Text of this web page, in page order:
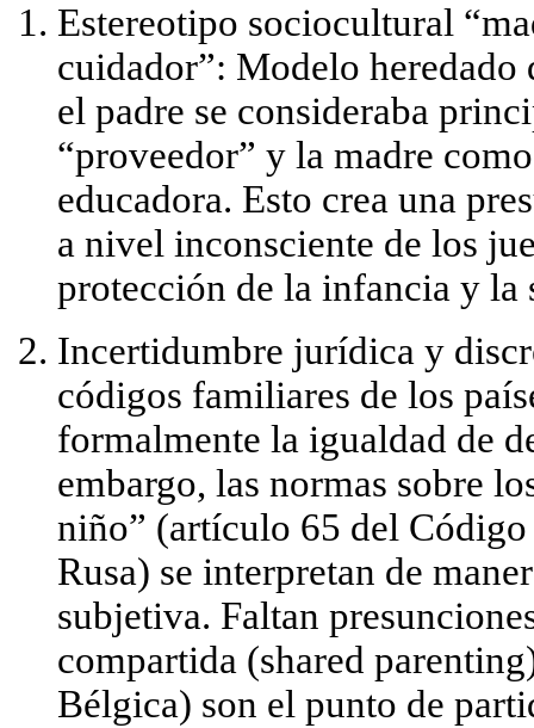
Estereotipo sociocultural
cuidador”: Modelo heredado
el padre se consideraba
“proveedor” y la madre
educadora. Esto crea una
a nivel inconsciente de los
protección de la infancia y la
Incertidumbre jurídica y
códigos familiares de los
formalmente la igualdad de
embargo, las normas sobre
niño” (artículo 65 del
Rusa) se interpretan de
subjetiva. Faltan
compartida (shared
Bélgica) son el punto de